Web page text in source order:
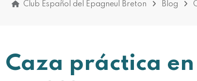
Club Español del Epagneul Breton Blog
Caza práctica